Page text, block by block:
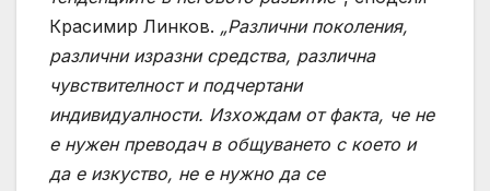
Красимир Линков. „Различни поколения,
различни изразни средства, различна
чувствителност и подчертани
индивидуалности. Изхождам от факта, че не
е нужен преводач в общуването с което и
да е изкуство, не е нужно да се